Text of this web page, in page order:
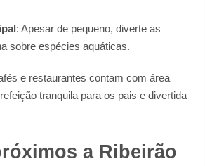
: Apesar de pequeno, diverte as
sobre espécies aquáticas.
e restaurantes contam com área
tranquila para os pais e divertida
a Ribeirão